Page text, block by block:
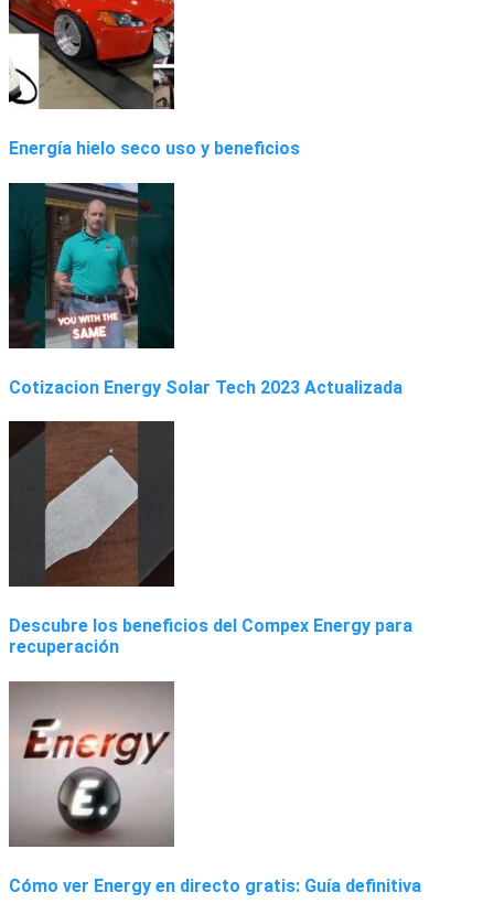
Energía hielo seco uso y beneficios
Cotizacion Energy Solar Tech 2023 Actualizada
Descubre los beneficios del Compex Energy para
recuperación
Cómo ver Energy en directo gratis: Guía definitiva